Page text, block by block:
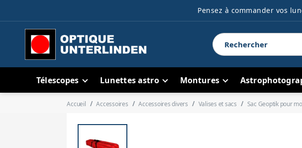
Pensez à commander vos
Télescopes Lunettes astro Montures
Accueil Accessoires Accessoires divers Valises et sacs Sac Geoptik pour